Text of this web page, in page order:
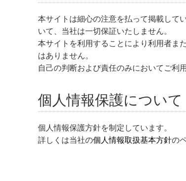
本サイトは細心の注意を払って掲載して
いて、当社は一切保証いたしません。
本サイトを利用することにより利用者ま
はありません。
自己の判断および責任のみにおいてご利
個人情報保護について
個人情報保護方針を制定しています。
詳しくは当社の個人情報取扱基本方針の